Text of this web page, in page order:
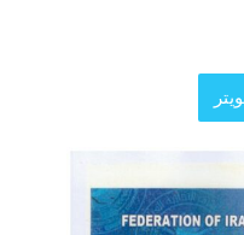
الرئيسية